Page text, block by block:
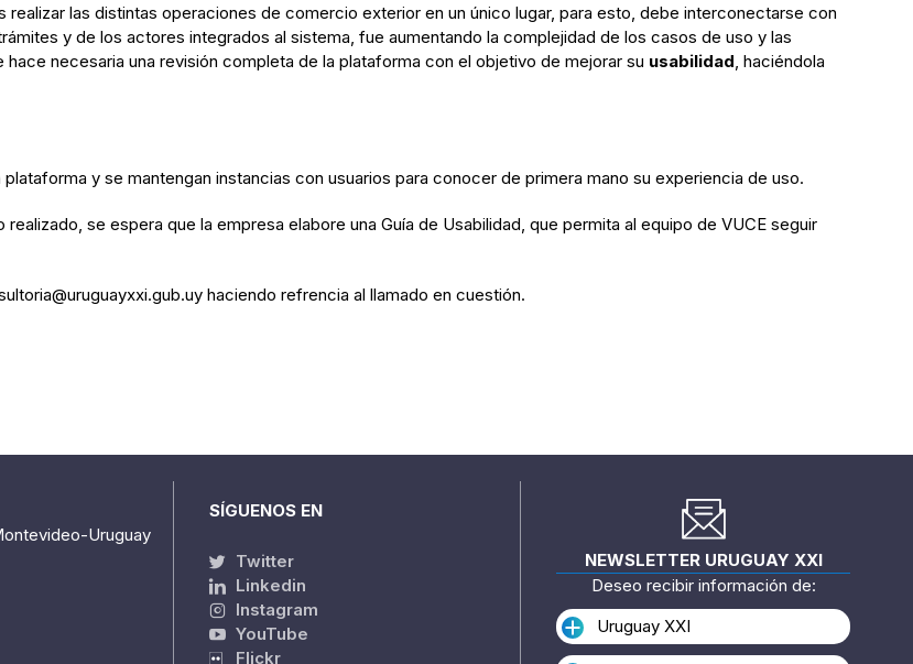
las distintas operaciones de comercio exterior en un único lugar, para esto, debe interconectarse con
y de los actores integrados al sistema, fue aumentando la complejidad de los casos de uso y las
necesaria una revisión completa de la plataforma con el objetivo de mejorar su usabilidad , haciéndola
y se mantengan instancias con usuarios para conocer de primera mano su experiencia de uso.
se espera que la empresa elabore una Guía de Usabilidad, que permita al equipo de VUCE seguir
haciendo refrencia al llamado en cuestión.
Uruguay
SÍGUENOS EN
Twitter
Linkedin
Instagram
YouTube
Flickr
NEWSLETTER URUGUAY XXI
Deseo recibir información de:
Uruguay XXI